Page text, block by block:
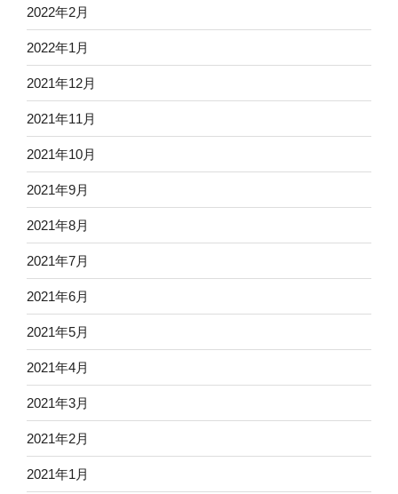
2022年2月
2022年1月
2021年12月
2021年11月
2021年10月
2021年9月
2021年8月
2021年7月
2021年6月
2021年5月
2021年4月
2021年3月
2021年2月
2021年1月